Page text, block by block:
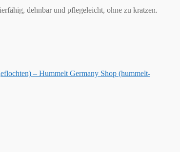
dehnbar und pflegeleicht, ohne zu kratzen.
– Hummelt Germany Shop (hummelt-